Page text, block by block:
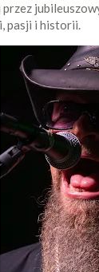
pasji i historii.